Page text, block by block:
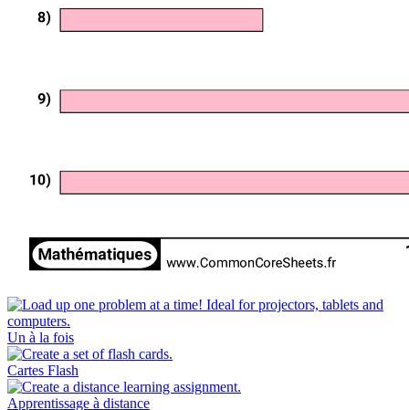
Un à la fois
Cartes Flash
Apprentissage à distance